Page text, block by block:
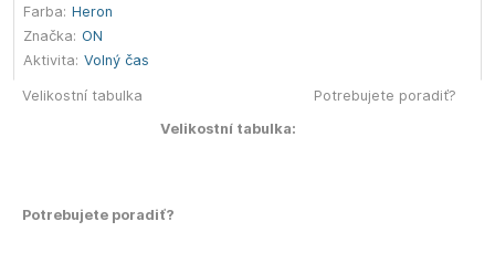
Farba: Heron
Značka: ON
Aktivita: Volný čas
Velikostní tabulka
Velikostní tabulka:
Potrebujete poradiť?
Potrebujete poradiť?